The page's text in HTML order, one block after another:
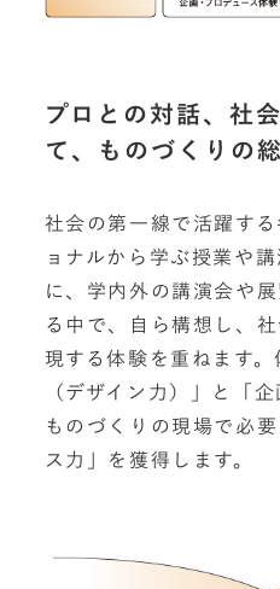
プロとの対話、社
て、ものづくりの
社会の第一線で活躍す
ョナルから学ぶ授業や
に、学内外の講演会や
る中で、自ら構想し、
現する体験を重ねます
（デザイン力）」と「
ものづくりの現場で必
ス力」を獲得します。